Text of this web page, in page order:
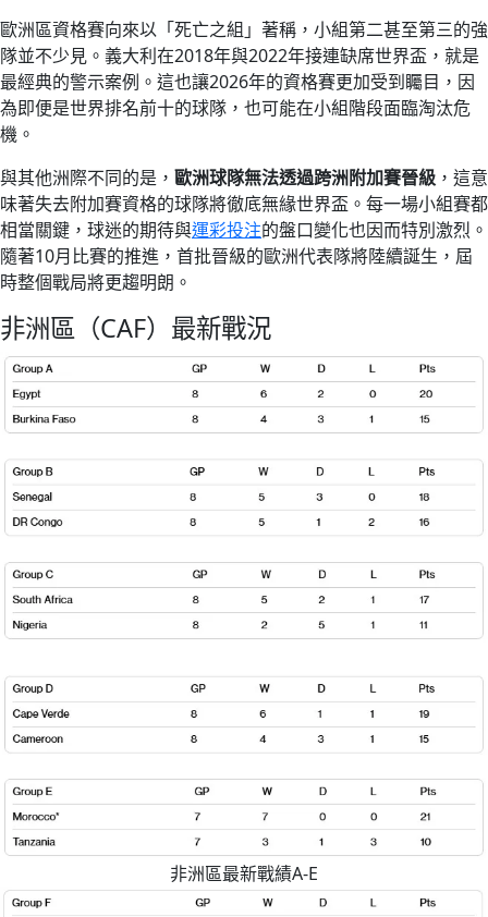
歐洲區資格賽向來以「死亡之組」著稱，小組第二甚至第三的強
隊並不少見。義大利在2018年與2022年接連缺席世界盃，就是
最經典的警示案例。這也讓2026年的資格賽更加受到矚目，因
為即便是世界排名前十的球隊，也可能在小組階段面臨淘汰危
機。
與其他洲際不同的是， 歐洲球隊無法透過跨洲附加賽晉級 ，這意
味著失去附加賽資格的球隊將徹底無緣世界盃。每一場小組賽都
相當關鍵，球迷的期待與運彩投注的盤口變化也因而特別激烈。
隨著10月比賽的推進，首批晉級的歐洲代表隊將陸續誕生，屆
時整個戰局將更趨明朗。
非洲區（CAF）最新戰況
非洲區最新戰績A-E